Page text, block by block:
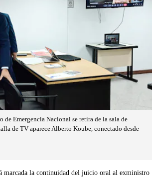
de Emergencia Nacional se retira de la sala de
de TV aparece Alberto Koube, conectado desde
marcada la continuidad del juicio oral al exministro